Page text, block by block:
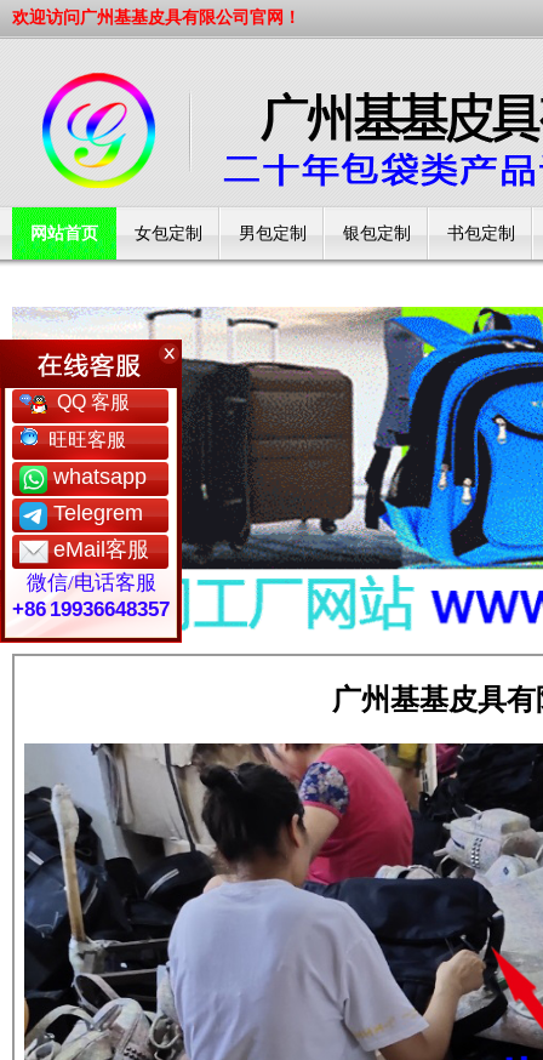
欢迎访问广州基基皮具有限公司官网！
网站首页 女包定制 男包定制 银包定制 书包定制
QQ 客服
旺旺客服
whatsapp
Telegrem
eMail客服
微信/电话客服
+86 19936648357